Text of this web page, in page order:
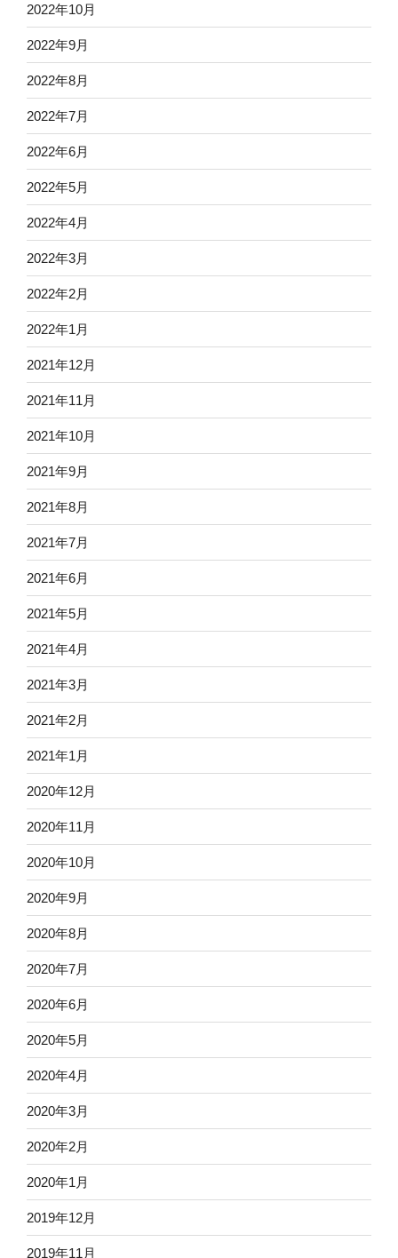
2022年10月
2022年9月
2022年8月
2022年7月
2022年6月
2022年5月
2022年4月
2022年3月
2022年2月
2022年1月
2021年12月
2021年11月
2021年10月
2021年9月
2021年8月
2021年7月
2021年6月
2021年5月
2021年4月
2021年3月
2021年2月
2021年1月
2020年12月
2020年11月
2020年10月
2020年9月
2020年8月
2020年7月
2020年6月
2020年5月
2020年4月
2020年3月
2020年2月
2020年1月
2019年12月
2019年11月